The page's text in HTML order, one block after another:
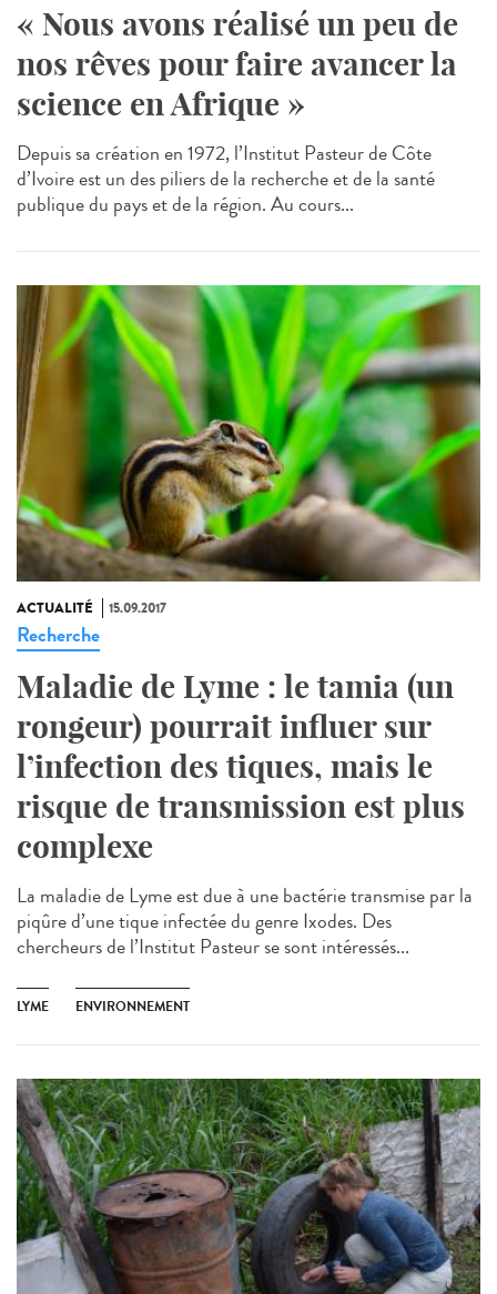
« Nous avons réalisé un peu de
nos rêves pour faire avancer la
science en Afrique »
Depuis sa création en 1972, l’Institut Pasteur de Côte
d’Ivoire est un des piliers de la recherche et de la santé
publique du pays et de la région. Au cours...
ACTUALITÉ 15.09.2017
Recherche
Maladie de Lyme : le tamia (un
rongeur) pourrait influer sur
l’infection des tiques, mais le
risque de transmission est plus
complexe
La maladie de Lyme est due à une bactérie transmise par la
piqûre d’une tique infectée du genre Ixodes. Des
chercheurs de l’Institut Pasteur se sont intéressés...
LYME ENVIRONNEMENT